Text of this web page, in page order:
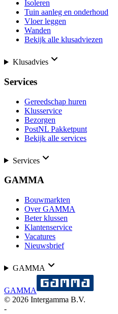
Isoleren
Tuin aanleg en onderhoud
Vloer leggen
Wanden
Bekijk alle klusadviezen
Klusadvies
Services
Gereedschap huren
Klusservice
Bezorgen
PostNL Pakketpunt
Bekijk alle services
Services
GAMMA
Bouwmarkten
Over GAMMA
Beter klussen
Klantenservice
Vacatures
Nieuwsbrief
GAMMA
GAMMA
© 2026 Intergamma B.V.
-